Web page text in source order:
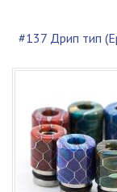
#137 Дрип тип